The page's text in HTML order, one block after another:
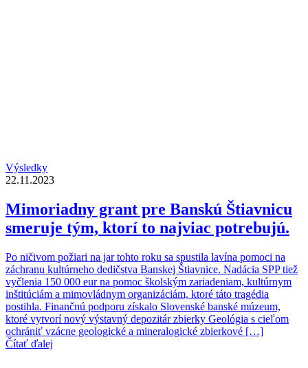
Výsledky
22.11.2023
Mimoriadny grant pre Banskú Štiavnicu
smeruje tým, ktorí to najviac potrebujú.
Po ničivom požiari na jar tohto roku sa spustila lavína pomoci na
záchranu kultúrneho dedičstva Banskej Štiavnice. Nadácia SPP tiež
vyčlenia 150 000 eur na pomoc školským zariadeniam, kultúrnym
inštitúciám a mimovládnym organizáciám, ktoré táto tragédia
postihla. Finančnú podporu získalo Slovenské banské múzeum,
ktoré vytvorí nový výstavný depozitár zbierky Geológia s cieľom
ochrániť vzácne geologické a mineralogické zbierkové […]
Čítať ďalej